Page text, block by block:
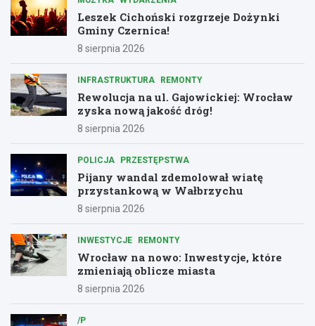
Leszek Cichoński rozgrzeje Dożynki
Gminy Czernica!
8 sierpnia 2026
INFRASTRUKTURA REMONTY
Rewolucja na ul. Gajowickiej: Wrocław
zyska nową jakość dróg!
8 sierpnia 2026
POLICJA PRZESTĘPSTWA
Pijany wandal zdemolował wiatę
przystankową w Wałbrzychu
8 sierpnia 2026
INWESTYCJE REMONTY
Wrocław na nowo: Inwestycje, które
zmieniają oblicze miasta
8 sierpnia 2026
/P